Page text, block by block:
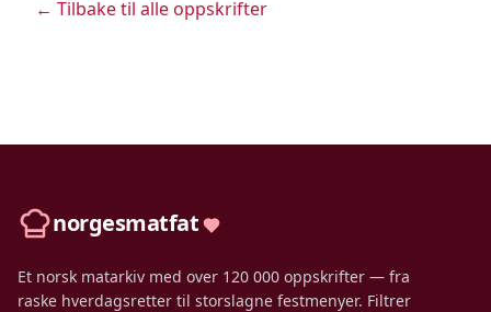
← Tilbake til alle oppskrifter
norgesmatfat
Et norsk matarkiv med over 120 000 oppskrifter — fra
raske hverdagsretter til storslagne festmenyer. Filtrer